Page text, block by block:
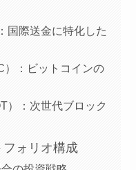
国際送金に特化した
）：ビットコインの
）：次世代ブロック
ォリオ構成